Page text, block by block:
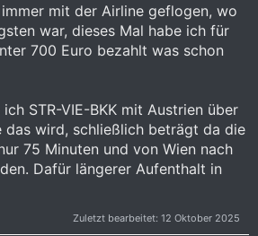
mit der Airline geflogen, wo
war, dieses Mal habe ich für
700 Euro bezahlt was schon
STR-VIE-BKK mit Austrien über
das wird, schließlich beträgt da die
75 Minuten und von Wien nach
Dafür längerer Aufenthalt in
Zuletzt bearbeitet: 12 Oktober 2025